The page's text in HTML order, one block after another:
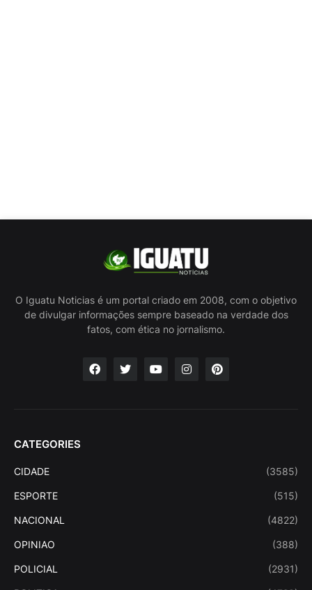
O Iguatu Noticias é um portal criado em 2008, com o objetivo
de divulgar informações sempre baseado na verdade dos
fatos, com ética no jornalismo.
CATEGORIES
CIDADE (3585)
ESPORTE (515)
NACIONAL (4822)
OPINIAO (388)
POLICIAL (2931)